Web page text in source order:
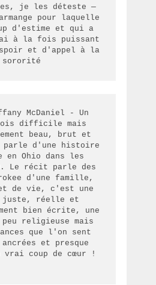
je les déteste —
pour laquelle
d'estime et qui a
à la fois puissant
et d'appel à la
McDaniel - Un
difficile mais
beau, brut et
parle d'une histoire
en Ohio dans les
Le récit parle des
d'une famille,
de vie, c'est une
juste, réelle et
bien écrite, une
religieuse mais
que l'on sent
et presque
vrai coup de cœur !